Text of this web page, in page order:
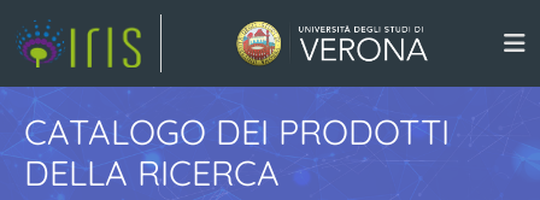
CATALOGO DEI PRODOTTI
DELLA RICERCA